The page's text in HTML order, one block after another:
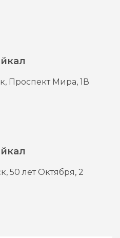
Проспект Мира, 1В
50 лет Октября, 2